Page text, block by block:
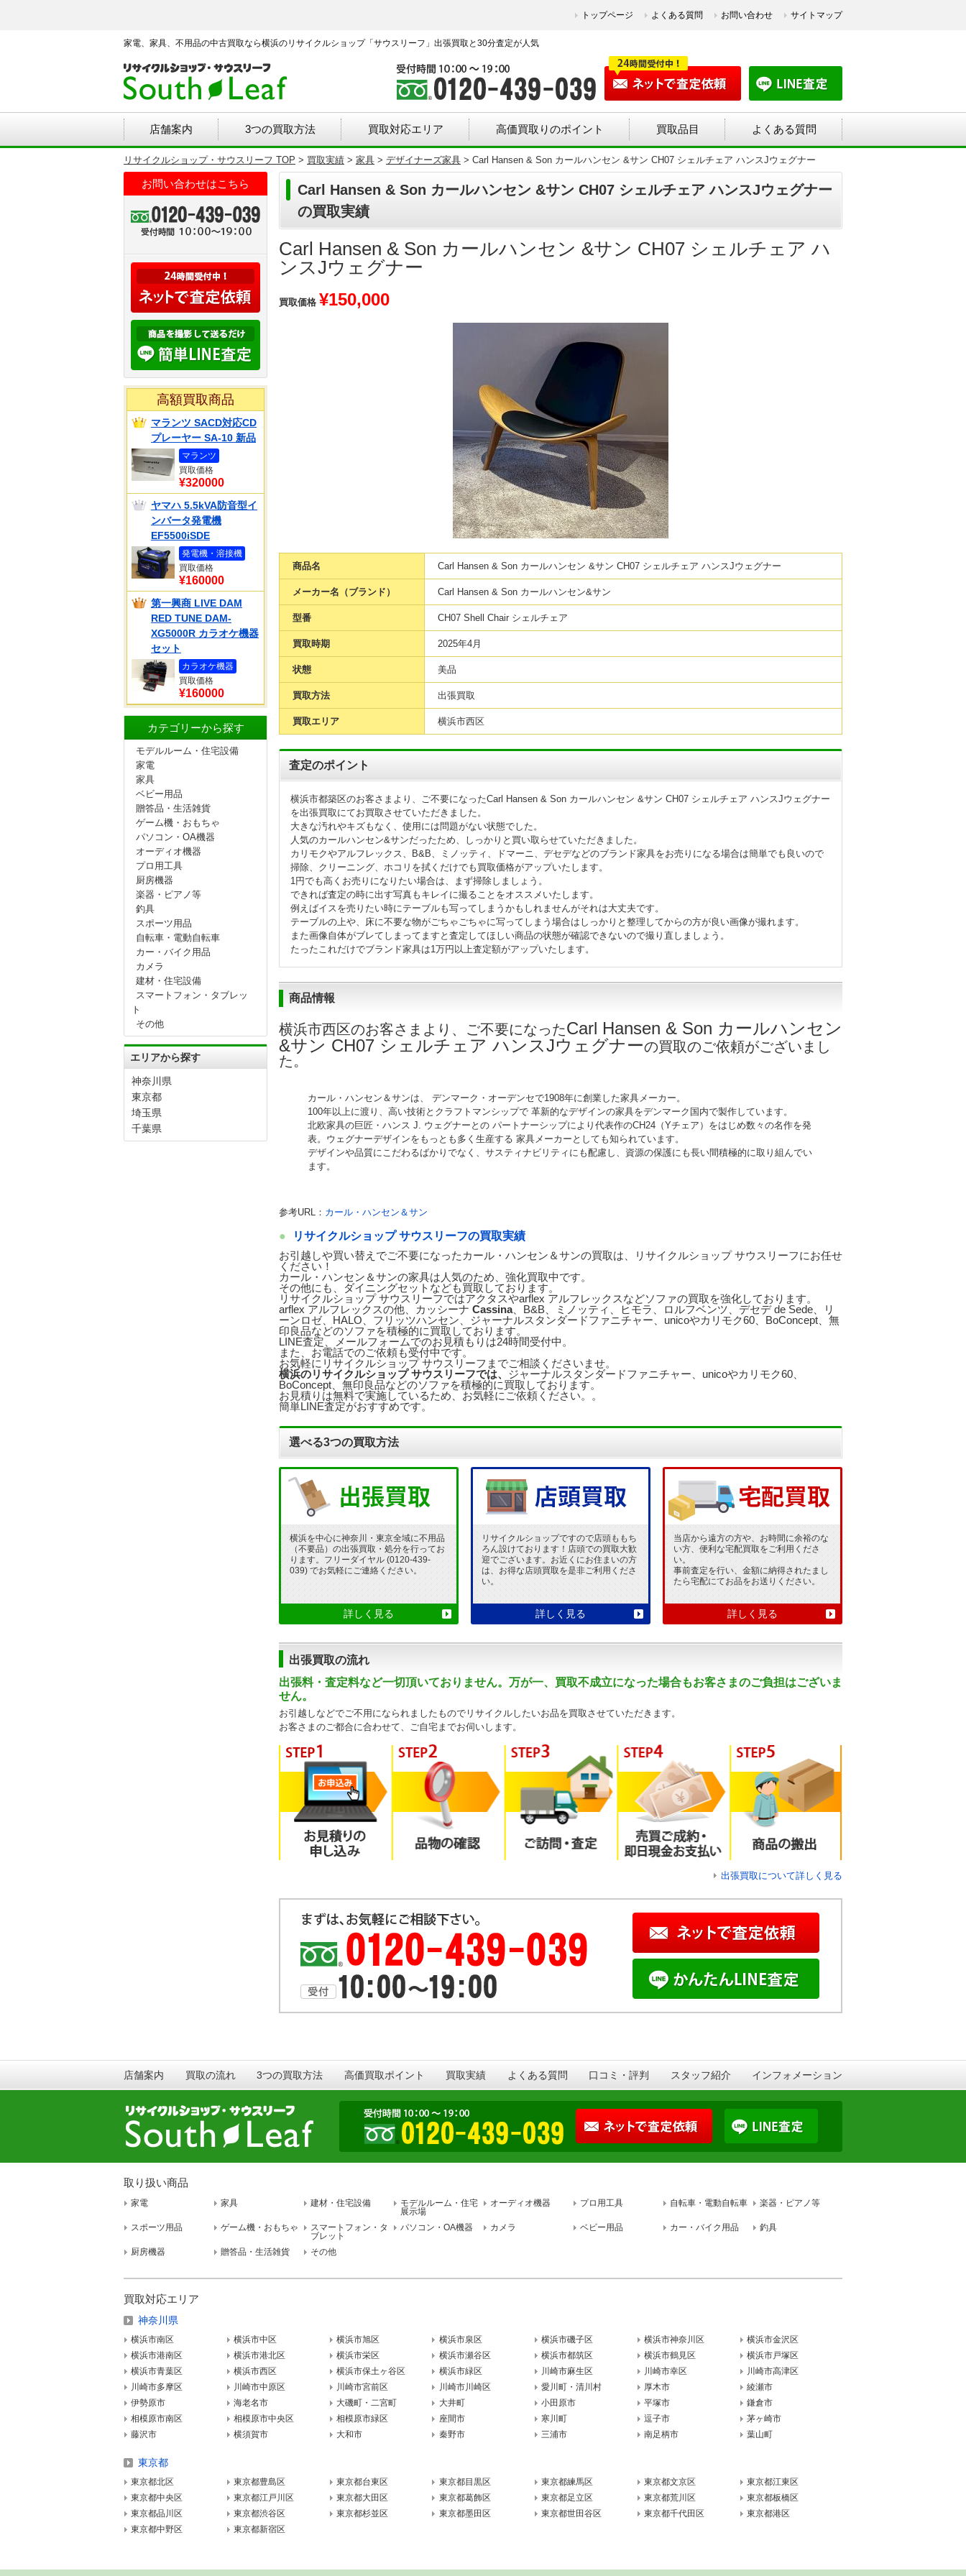
トップページ よくある質問 お問い合わせ サイトマップ
家電、家具、不用品の中古買取なら横浜のリサイクルショップ「サウスリーフ」出張買取と30分査定が人気
店舗案内 3つの買取方法 買取対応エリア 高価買取りのポイント 買取品目 よくある質問
リサイクルショップ・サウスリーフ TOP > 買取実績 > 家具 > デザイナーズ家具 > Carl Hansen & Son カールハンセン &サン CH07 シェルチェア ハンスJウェグナー
Carl Hansen & Son カールハンセン &サン CH07 シェルチェア ハンスJウェグナー
の買取実績
Carl Hansen & Son カールハンセン &サン CH07 シェルチェア ハ
ンスJウェグナー
買取価格 ¥150,000
商品名 Carl Hansen & Son カールハンセン &サン CH07 シェルチェア ハンスJウェグナー
メーカー名（ブランド） Carl Hansen & Son カールハンセン&サン
型番 CH07 Shell Chair シェルチェア
買取時期 2025年4月
状態 美品
買取方法 出張買取
買取エリア 横浜市西区
査定のポイント
横浜市都築区のお客さまより、ご不要になったCarl Hansen & Son カールハンセン &サン CH07 シェルチェア ハンスJウェグナー
を出張買取にてお買取させていただきました。
大きな汚れやキズもなく、使用には問題がない状態でした。
人気のカールハンセン&サンだったため、しっかりと買い取らせていただきました。
カリモクやアルフレックス、B&B、ミノッティ、ドマーニ、デセデなどのブランド家具をお売りになる場合は簡単でも良いので
掃除、クリーニング、ホコリを拭くだけでも買取価格がアップいたします。
1円でも高くお売りになりたい場合は、まず掃除しましょう。
できれば査定の時に出す写真もキレイに撮ることをオススメいたします。
例えばイスを売りたい時にテーブルも写ってしまうかもしれませんがそれは大丈夫です。
テーブルの上や、床に不要な物がごちゃごちゃに写ってしまう場合はしっかりと整理してからの方が良い画像が撮れます。
また画像自体がブレてしまってますと査定してほしい商品の状態が確認できないので撮り直しましょう。
たったこれだけでブランド家具は1万円以上査定額がアップいたします。
商品情報
横浜市西区のお客さまより、ご不要になったCarl Hansen & Son カールハンセン
&サン CH07 シェルチェア ハンスJウェグナーの買取のご依頼がございまし
た。
カール・ハンセン＆サンは、 デンマーク・オーデンセで1908年に創業した家具メーカー。
100年以上に渡り、高い技術とクラフトマンシップで 革新的なデザインの家具をデンマーク国内で製作しています。
北欧家具の巨匠・ハンス J. ウェグナーとの パートナーシップにより代表作のCH24（Yチェア）をはじめ数々の名作を発
表。ウェグナーデザインをもっとも多く生産する 家具メーカーとしても知られています。
デザインや品質にこだわるばかりでなく、サスティナビリティにも配慮し、資源の保護にも長い間積極的に取り組んでい
ます。
参考URL： カール・ハンセン＆サン
リサイクルショップ サウスリーフの買取実績
お引越しや買い替えでご不要になったカール・ハンセン＆サンの買取は、リサイクルショップ サウスリーフにお任せ
ください！
カール・ハンセン＆サンの家具は人気のため、強化買取中です。
その他にも、ダイニングセットなども買取しております。
リサイクルショップ サウスリーフではアクタスやarflex アルフレックスなどソファの買取を強化しております。
arflex アルフレックスの他、カッシーナ Cassina、B&B、ミノッティ、ヒモラ、ロルフベンツ、デセデ de Sede、リ
ーンロゼ、HALO、フリッツハンセン、ジャーナルスタンダードファニチャー、unicoやカリモク60、BoConcept、無
印良品などのソファを積極的に買取しております。
LINE査定、メールフォームでのお見積もりは24時間受付中。
また、お電話でのご依頼も受付中です。
お気軽にリサイクルショップ サウスリーフまでご相談くださいませ。
横浜のリサイクルショップ サウスリーフでは、 ジャーナルスタンダードファニチャー、unicoやカリモク60、
BoConcept、無印良品などのソファを積極的に買取しております。
お見積りは無料で実施しているため、お気軽にご依頼ください。。
簡単LINE査定がおすすめです。
選べる3つの買取方法
横浜を中心に神奈川・東京全域に不用品
（不要品）の出張買取・処分を行ってお
ります。フリーダイヤル (0120-439-
039) でお気軽にご連絡ください。
詳しく見る
リサイクルショップですので店頭ももち
ろん設けております！店頭での買取大歓
迎でございます。お近くにお住まいの方
は、お得な店頭買取を是非ご利用くださ
い。
詳しく見る
当店から遠方の方や、お時間に余裕のな
い方、便利な宅配買取をご利用くださ
い。
事前査定を行い、金額に納得されたまし
たら宅配にてお品をお送りください。
詳しく見る
出張買取の流れ
出張料・査定料など一切頂いておりません。万が一、買取不成立になった場合もお客さまのご負担はございま
せん。
お引越しなどでご不用になられましたものでリサイクルしたいお品を買取させていただきます。
お客さまのご都合に合わせて、ご自宅までお伺いします。
出張買取について詳しく見る
お問い合わせはこちら
高額買取商品
マランツ SACD対応CD
プレーヤー SA-10 新品
マランツ
買取価格
¥320000
ヤマハ 5.5kVA防音型イ
ンバータ発電機
EF5500iSDE
発電機・溶接機
買取価格
¥160000
第一興商 LIVE DAM
RED TUNE DAM-
XG5000R カラオケ機器
セット
カラオケ機器
買取価格
¥160000
カテゴリーから探す
モデルルーム・住宅設備
家電
家具
ベビー用品
贈答品・生活雑貨
ゲーム機・おもちゃ
パソコン・OA機器
オーディオ機器
プロ用工具
厨房機器
楽器・ピアノ等
釣具
スポーツ用品
自転車・電動自転車
カー・バイク用品
カメラ
建材・住宅設備
スマートフォン・タブレッ
ト
その他
エリアから探す
神奈川県
東京都
埼玉県
千葉県
店舗案内 買取の流れ 3つの買取方法 高価買取ポイント 買取実績 よくある質問 口コミ・評判 スタッフ紹介 インフォメーション
取り扱い商品
家電 家具 建材・住宅設備
モデルルーム・住宅
展示場
オーディオ機器 プロ用工具 自転車・電動自転車 楽器・ピアノ等
スポーツ用品 ゲーム機・おもちゃ
スマートフォン・タ
ブレット
パソコン・OA機器 カメラ ベビー用品 カー・バイク用品 釣具
厨房機器 贈答品・生活雑貨 その他
買取対応エリア
神奈川県
横浜市南区 横浜市中区 横浜市旭区 横浜市泉区 横浜市磯子区 横浜市神奈川区
横浜市金沢区
横浜市港南区
横浜市港北区 横浜市栄区 横浜市瀬谷区 横浜市都筑区 横浜市鶴見区
横浜市戸塚区
横浜市青葉区
横浜市西区 横浜市保土ヶ谷区 横浜市緑区 川崎市麻生区 川崎市幸区
川崎市高津区
川崎市多摩区
川崎市中原区 川崎市宮前区 川崎市川崎区 愛川町・清川村 厚木市
綾瀬市
伊勢原市
海老名市 大磯町・二宮町 大井町 小田原市 平塚市
鎌倉市
相模原市南区
相模原市中央区 相模原市緑区 座間市 寒川町 逗子市
茅ヶ崎市
藤沢市
横須賀市 大和市 秦野市 三浦市 南足柄市 葉山町
東京都
東京都北区 東京都豊島区 東京都台東区 東京都目黒区 東京都練馬区 東京都文京区
東京都江東区
東京都中央区
東京都江戸川区 東京都大田区 東京都葛飾区 東京都足立区 東京都荒川区
東京都板橋区
東京都品川区
東京都渋谷区 東京都杉並区 東京都墨田区 東京都世田谷区 東京都千代田区
東京都港区
東京都中野区
東京都新宿区